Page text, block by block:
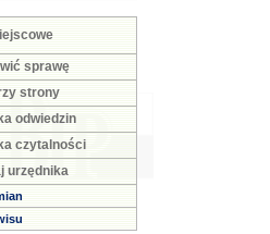
sprawę
strony
odwiedzin
czytalności
urzędnika